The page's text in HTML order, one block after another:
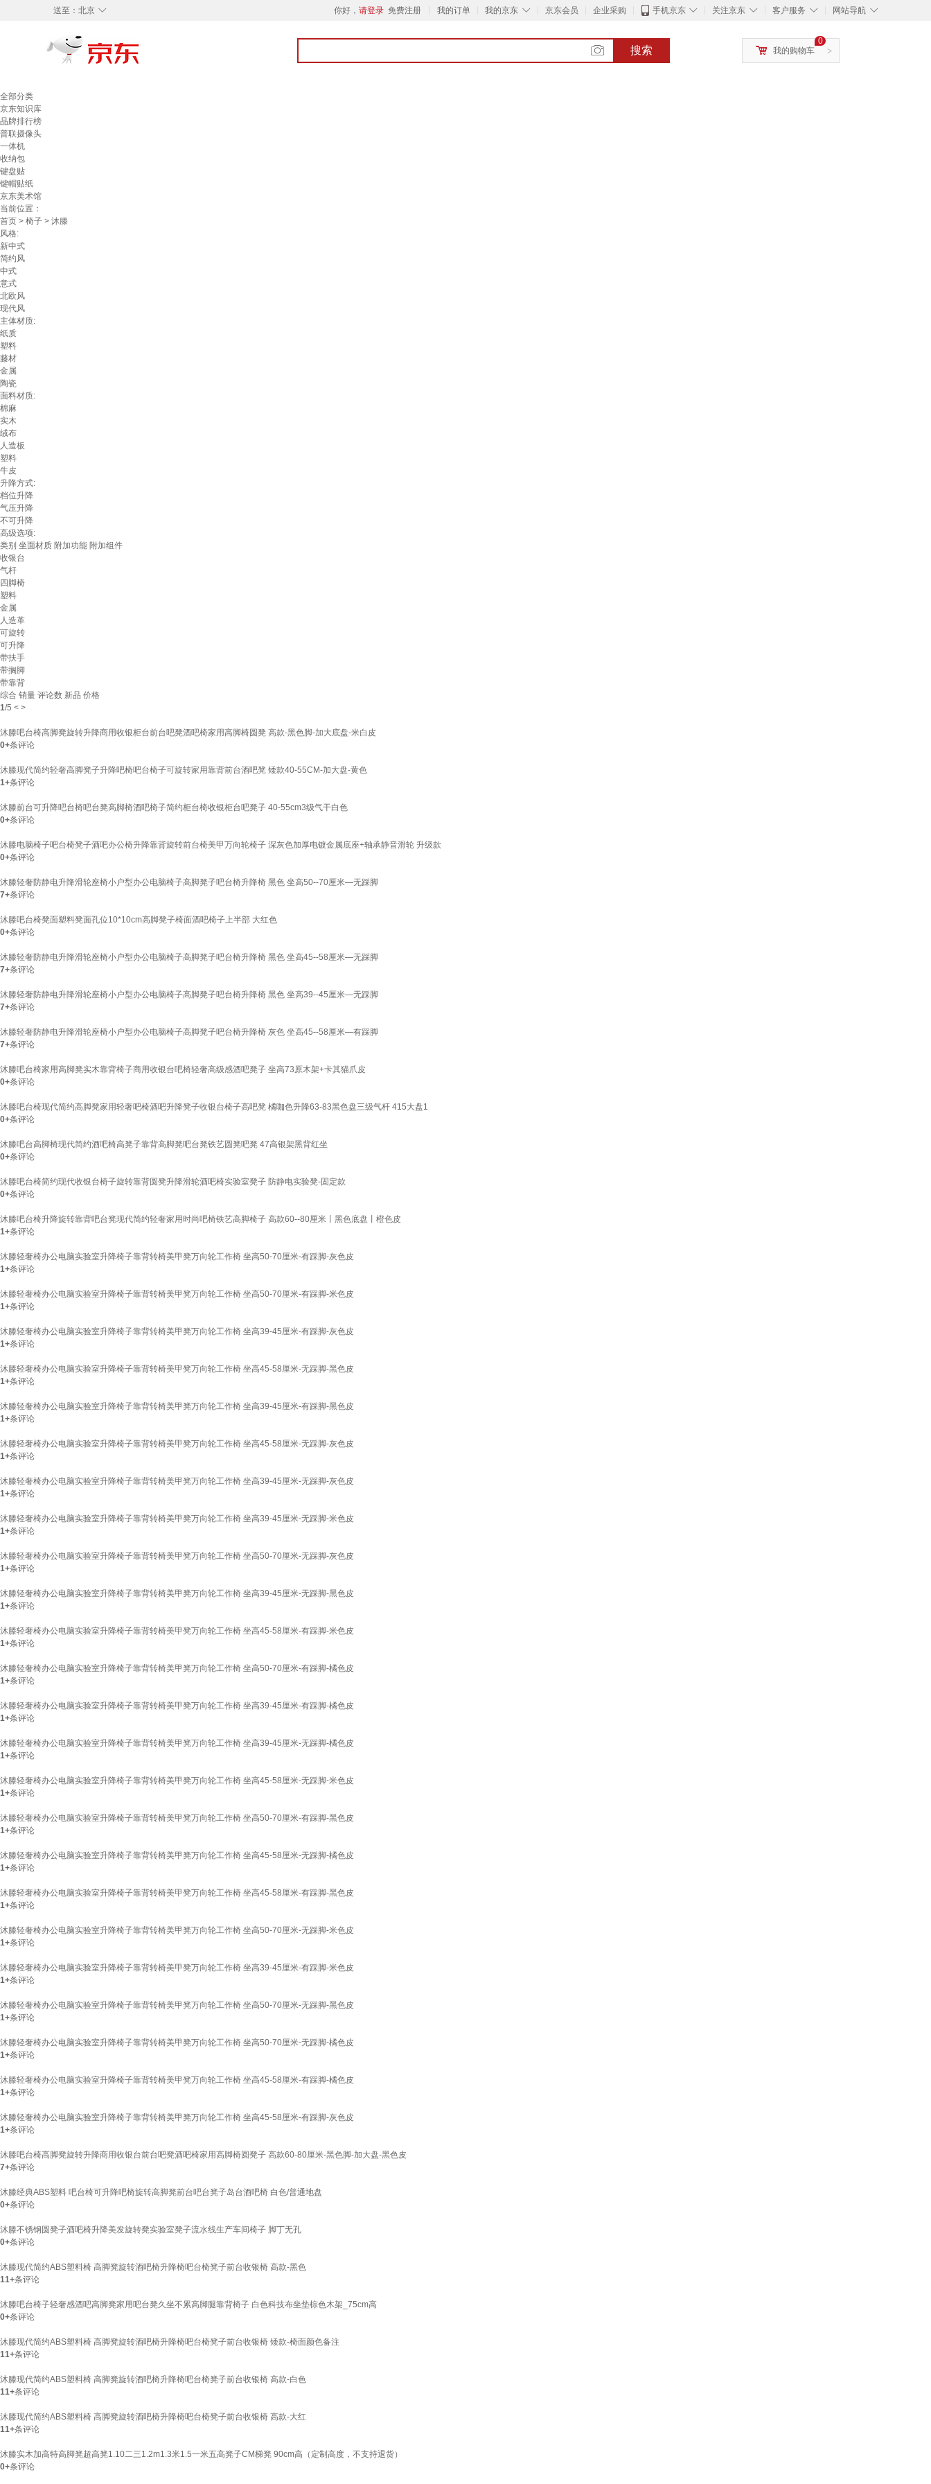
◇
送至： 北京 你好， 请登录 免费注册 我的订单 ◇
我的京东 京东会员 企业采购 ◇
手机京东 ◇
关注京东 ◇
客户服务 ◇
网站导航
搜索 >
0
我的购物车
全部分类
京东知识库
品牌排行榜
普联摄像头
一体机
收纳包
键盘贴
键帽贴纸
京东美术馆
当前位置：
首页 > 椅子 > 沐滕
风格:
新中式
简约风
中式
意式
北欧风
现代风
主体材质:
纸质
塑料
藤材
金属
陶瓷
面料材质:
棉麻
实木
绒布
人造板
塑料
牛皮
升降方式:
档位升降
气压升降
不可升降
高级选项:
类别 坐面材质 附加功能 附加组件
收银台
气杆
四脚椅
塑料
金属
人造革
可旋转
可升降
带扶手
带搁脚
带靠背
综合 销量 评论数 新品 价格
1/5 < >
沐滕吧台椅高脚凳旋转升降商用收银柜台前台吧凳酒吧椅家用高脚椅圆凳 高款-黑色脚-加大底盘-米白皮
0+条评论
沐滕现代简约轻奢高脚凳子升降吧椅吧台椅子可旋转家用靠背前台酒吧凳 矮款40-55CM-加大盘-黄色
1+条评论
沐滕前台可升降吧台椅吧台凳高脚椅酒吧椅子简约柜台椅收银柜台吧凳子 40-55cm3级气干白色
0+条评论
沐滕电脑椅子吧台椅凳子酒吧办公椅升降靠背旋转前台椅美甲万向轮椅子 深灰色加厚电镀金属底座+轴承静音滑轮 升级款
0+条评论
沐滕轻奢防静电升降滑轮座椅小户型办公电脑椅子高脚凳子吧台椅升降椅 黑色 坐高50--70厘米—无踩脚
7+条评论
沐滕吧台椅凳面塑料凳面孔位10*10cm高脚凳子椅面酒吧椅子上半部 大红色
0+条评论
沐滕轻奢防静电升降滑轮座椅小户型办公电脑椅子高脚凳子吧台椅升降椅 黑色 坐高45--58厘米—无踩脚
7+条评论
沐滕轻奢防静电升降滑轮座椅小户型办公电脑椅子高脚凳子吧台椅升降椅 黑色 坐高39--45厘米—无踩脚
7+条评论
沐滕轻奢防静电升降滑轮座椅小户型办公电脑椅子高脚凳子吧台椅升降椅 灰色 坐高45--58厘米—有踩脚
7+条评论
沐滕吧台椅家用高脚凳实木靠背椅子商用收银台吧椅轻奢高级感酒吧凳子 坐高73原木架+卡其猫爪皮
0+条评论
沐滕吧台椅现代简约高脚凳家用轻奢吧椅酒吧升降凳子收银台椅子高吧凳 橘咖色升降63-83黑色盘三级气杆 415大盘1
0+条评论
沐滕吧台高脚椅现代简约酒吧椅高凳子靠背高脚凳吧台凳铁艺圆凳吧凳 47高银架黑背红坐
0+条评论
沐滕吧台椅简约现代收银台椅子旋转靠背圆凳升降滑轮酒吧椅实验室凳子 防静电实验凳-固定款
0+条评论
沐滕吧台椅升降旋转靠背吧台凳现代简约轻奢家用时尚吧椅铁艺高脚椅子 高款60--80厘米丨黑色底盘丨橙色皮
1+条评论
沐滕轻奢椅办公电脑实验室升降椅子靠背转椅美甲凳万向轮工作椅 坐高50-70厘米-有踩脚-灰色皮
1+条评论
沐滕轻奢椅办公电脑实验室升降椅子靠背转椅美甲凳万向轮工作椅 坐高50-70厘米-有踩脚-米色皮
1+条评论
沐滕轻奢椅办公电脑实验室升降椅子靠背转椅美甲凳万向轮工作椅 坐高39-45厘米-有踩脚-灰色皮
1+条评论
沐滕轻奢椅办公电脑实验室升降椅子靠背转椅美甲凳万向轮工作椅 坐高45-58厘米-无踩脚-黑色皮
1+条评论
沐滕轻奢椅办公电脑实验室升降椅子靠背转椅美甲凳万向轮工作椅 坐高39-45厘米-有踩脚-黑色皮
1+条评论
沐滕轻奢椅办公电脑实验室升降椅子靠背转椅美甲凳万向轮工作椅 坐高45-58厘米-无踩脚-灰色皮
1+条评论
沐滕轻奢椅办公电脑实验室升降椅子靠背转椅美甲凳万向轮工作椅 坐高39-45厘米-无踩脚-灰色皮
1+条评论
沐滕轻奢椅办公电脑实验室升降椅子靠背转椅美甲凳万向轮工作椅 坐高39-45厘米-无踩脚-米色皮
1+条评论
沐滕轻奢椅办公电脑实验室升降椅子靠背转椅美甲凳万向轮工作椅 坐高50-70厘米-无踩脚-灰色皮
1+条评论
沐滕轻奢椅办公电脑实验室升降椅子靠背转椅美甲凳万向轮工作椅 坐高39-45厘米-无踩脚-黑色皮
1+条评论
沐滕轻奢椅办公电脑实验室升降椅子靠背转椅美甲凳万向轮工作椅 坐高45-58厘米-有踩脚-米色皮
1+条评论
沐滕轻奢椅办公电脑实验室升降椅子靠背转椅美甲凳万向轮工作椅 坐高50-70厘米-有踩脚-橘色皮
1+条评论
沐滕轻奢椅办公电脑实验室升降椅子靠背转椅美甲凳万向轮工作椅 坐高39-45厘米-有踩脚-橘色皮
1+条评论
沐滕轻奢椅办公电脑实验室升降椅子靠背转椅美甲凳万向轮工作椅 坐高39-45厘米-无踩脚-橘色皮
1+条评论
沐滕轻奢椅办公电脑实验室升降椅子靠背转椅美甲凳万向轮工作椅 坐高45-58厘米-无踩脚-米色皮
1+条评论
沐滕轻奢椅办公电脑实验室升降椅子靠背转椅美甲凳万向轮工作椅 坐高50-70厘米-有踩脚-黑色皮
1+条评论
沐滕轻奢椅办公电脑实验室升降椅子靠背转椅美甲凳万向轮工作椅 坐高45-58厘米-无踩脚-橘色皮
1+条评论
沐滕轻奢椅办公电脑实验室升降椅子靠背转椅美甲凳万向轮工作椅 坐高45-58厘米-有踩脚-黑色皮
1+条评论
沐滕轻奢椅办公电脑实验室升降椅子靠背转椅美甲凳万向轮工作椅 坐高50-70厘米-无踩脚-米色皮
1+条评论
沐滕轻奢椅办公电脑实验室升降椅子靠背转椅美甲凳万向轮工作椅 坐高39-45厘米-有踩脚-米色皮
1+条评论
沐滕轻奢椅办公电脑实验室升降椅子靠背转椅美甲凳万向轮工作椅 坐高50-70厘米-无踩脚-黑色皮
1+条评论
沐滕轻奢椅办公电脑实验室升降椅子靠背转椅美甲凳万向轮工作椅 坐高50-70厘米-无踩脚-橘色皮
1+条评论
沐滕轻奢椅办公电脑实验室升降椅子靠背转椅美甲凳万向轮工作椅 坐高45-58厘米-有踩脚-橘色皮
1+条评论
沐滕轻奢椅办公电脑实验室升降椅子靠背转椅美甲凳万向轮工作椅 坐高45-58厘米-有踩脚-灰色皮
1+条评论
沐滕吧台椅高脚凳旋转升降商用收银台前台吧凳酒吧椅家用高脚椅圆凳子 高款60-80厘米-黑色脚-加大盘-黑色皮
7+条评论
沐滕经典ABS塑料 吧台椅可升降吧椅旋转高脚凳前台吧台凳子岛台酒吧椅 白色/普通地盘
0+条评论
沐滕不锈钢圆凳子酒吧椅升降美发旋转凳实验室凳子流水线生产车间椅子 脚丁无孔
0+条评论
沐滕现代简约ABS塑料椅 高脚凳旋转酒吧椅升降椅吧台椅凳子前台收银椅 高款-黑色
11+条评论
沐滕吧台椅子轻奢感酒吧高脚凳家用吧台凳久坐不累高脚腿靠背椅子 白色科技布坐垫棕色木架_75cm高
0+条评论
沐滕现代简约ABS塑料椅 高脚凳旋转酒吧椅升降椅吧台椅凳子前台收银椅 矮款-椅面颜色备注
11+条评论
沐滕现代简约ABS塑料椅 高脚凳旋转酒吧椅升降椅吧台椅凳子前台收银椅 高款-白色
11+条评论
沐滕现代简约ABS塑料椅 高脚凳旋转酒吧椅升降椅吧台椅凳子前台收银椅 高款-大红
11+条评论
沐滕实木加高特高脚凳超高凳1.10二三1.2m1.3米1.5一米五高凳子CM梯凳 90cm高（定制高度，不支持退货）
0+条评论